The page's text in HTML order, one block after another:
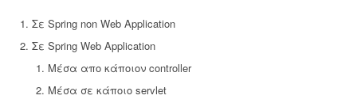
Σε Spring non Web Application
Σε Spring Web Application
Μέσα απο κάποιον controller
Μέσα σε κάποιο servlet